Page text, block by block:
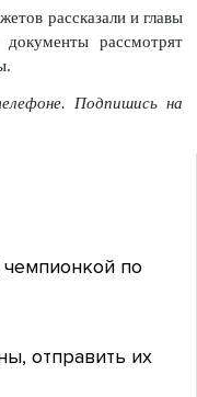
рассказали и главы
рассмотрят
Подпишись на
чемпионкой по
отправить их